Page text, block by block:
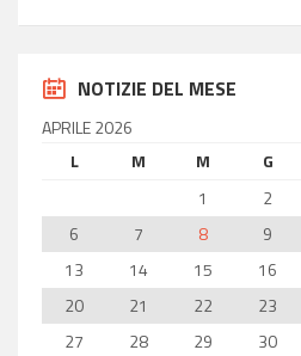
NOTIZIE DEL MESE
APRILE 2026
L
M M G
1
2
6
7 8 9
13
14 15 16
20
21 22 23
27
28 29 30